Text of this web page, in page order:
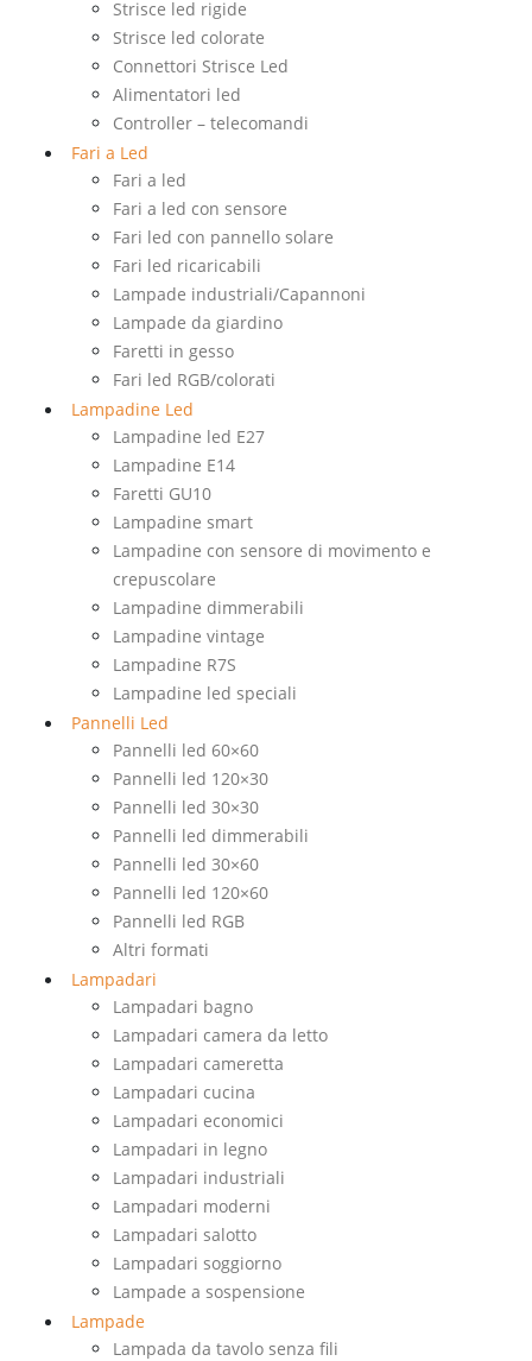
Strisce led rigide
Strisce led colorate
Connettori Strisce Led
Alimentatori led
Controller – telecomandi
Fari a Led
Fari a led
Fari a led con sensore
Fari led con pannello solare
Fari led ricaricabili
Lampade industriali/Capannoni
Lampade da giardino
Faretti in gesso
Fari led RGB/colorati
Lampadine Led
Lampadine led E27
Lampadine E14
Faretti GU10
Lampadine smart
Lampadine con sensore di movimento e
crepuscolare
Lampadine dimmerabili
Lampadine vintage
Lampadine R7S
Lampadine led speciali
Pannelli Led
Pannelli led 60×60
Pannelli led 120×30
Pannelli led 30×30
Pannelli led dimmerabili
Pannelli led 30×60
Pannelli led 120×60
Pannelli led RGB
Altri formati
Lampadari
Lampadari bagno
Lampadari camera da letto
Lampadari cameretta
Lampadari cucina
Lampadari economici
Lampadari in legno
Lampadari industriali
Lampadari moderni
Lampadari salotto
Lampadari soggiorno
Lampade a sospensione
Lampade
Lampada da tavolo senza fili